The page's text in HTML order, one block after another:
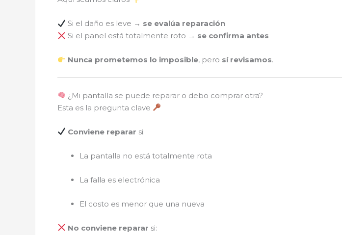
Si el daño es leve → se evalúa reparación
Si el panel está totalmente roto → se confirma antes
Nunca prometemos lo imposible, pero sí revisamos.
¿Mi pantalla se puede reparar o debo comprar otra?
Esta es la pregunta clave
Conviene reparar si:
La pantalla no está totalmente rota
La falla es electrónica
El costo es menor que una nueva
No conviene reparar si: